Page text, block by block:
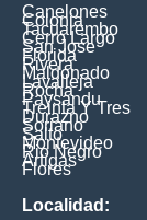
Canelones
Colonia
Tacuarembo
Cerro Largo
San Jose
Florida
Rivera
Maldonado
Lavalleja
Rocha
Paysandu
Treinta Y Tres
Durazno
Soriano
Salto
Montevideo
Rio Negro
Artigas
Flores
Localidad: